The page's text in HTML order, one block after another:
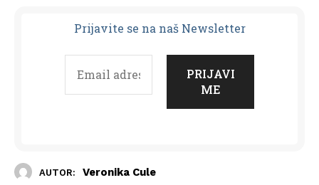
Prijavite se na naš Newsletter
AUTOR: Veronika Cule